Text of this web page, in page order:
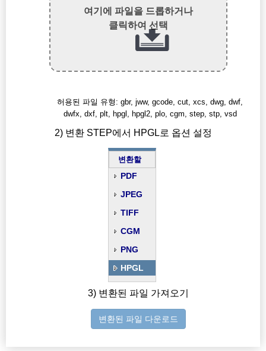
여기에 파일을 드롭하거나
클릭하여 선택
허용된 파일 유형: gbr, jww, gcode, cut, xcs, dwg, dwf,
dwfx, dxf, plt, hpgl, hpgl2, plo, cgm, step, stp, vsd
2) 변환 STEP에서 HPGL로 옵션 설정
변환할
PDF
JPEG
TIFF
CGM
PNG
HPGL
3) 변환된 파일 가져오기
변환된 파일 다운로드